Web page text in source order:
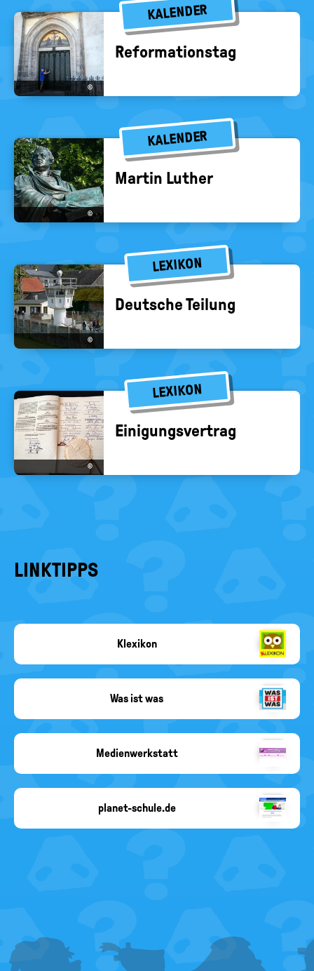
KALENDER
©
Re­for­ma­ti­ons­tag
KALENDER
©
Mar­tin Lu­ther
LEXIKON
©
Deut­sche Tei­lung
LEXIKON
©
Ei­ni­gungs­ver­trag
LINKTIPPS
fehlt
Klexikon
was
Was ist was
fehlt
Medienwerkstatt
planet-schule.de
FOOTER